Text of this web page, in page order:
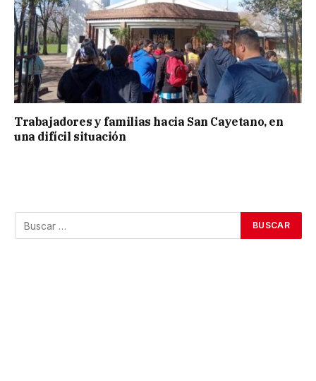
Trabajadores y familias hacia San Cayetano, en
una difícil situación